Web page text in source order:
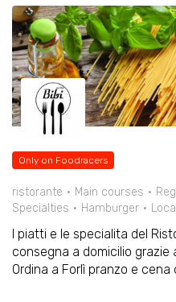
Only on Foodracers
ristorante Main courses
Specialties
Hamburger
I piatti e le specialita del
consegna a domicilio grazie
Ordina a Forlì pranzo e